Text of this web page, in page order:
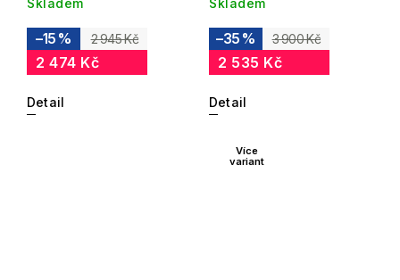
Skladem
2 945 Kč
–15 %
2 474 Kč
Detail
Skladem
3 900 Kč
–35 %
2 535 Kč
Detail
Více
variant